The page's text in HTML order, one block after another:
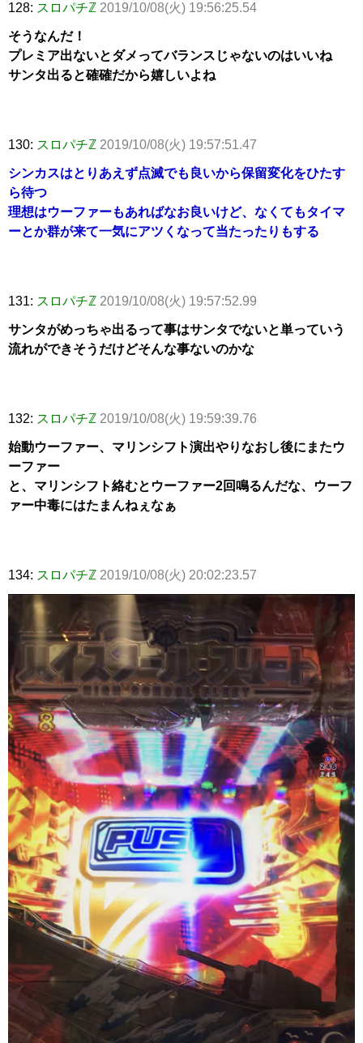
128: スロパチℤ 2019/10/08(火) 19:56:25.54
そうなんだ！
プレミア出ないとダメってバランスじゃないのはいいね
サンタ出ると確確だから嬉しいよね
130: スロパチℤ 2019/10/08(火) 19:57:51.47
シンカスはとりあえず点滅でも良いから保留変化をひたす
ら待つ
理想はウーファーもあればなお良いけど、なくてもタイマ
ーとか群が来て一気にアツくなって当たったりもする
131: スロパチℤ 2019/10/08(火) 19:57:52.99
サンタがめっちゃ出るって事はサンタでないと単っていう
流れができそうだけどそんな事ないのかな
132: スロパチℤ 2019/10/08(火) 19:59:39.76
始動ウーファー、マリンシフト演出やりなおし後にまたウ
ーファー
と、マリンシフト絡むとウーファー2回鳴るんだな、ウーフ
ァー中毒にはたまんねぇなぁ
134: スロパチℤ 2019/10/08(火) 20:02:23.57